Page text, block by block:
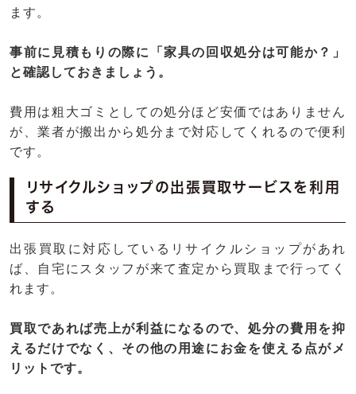
ます。
事前に見積もりの際に「家具の回収処分は可能か？」
と確認しておきましょう。
費用は粗大ゴミとしての処分ほど安価ではありません
が、業者が搬出から処分まで対応してくれるので便利
です。
リサイクルショップの出張買取サービスを利用
する
出張買取に対応しているリサイクルショップがあれ
ば、自宅にスタッフが来て査定から買取まで行ってく
れます。
買取であれば売上が利益になるので、処分の費用を抑
えるだけでなく、その他の用途にお金を使える点がメ
リットです。